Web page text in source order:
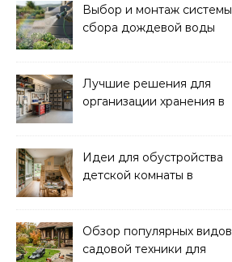
Выбор и монтаж системы
сбора дождевой воды
Лучшие решения для
организации хранения в
Идеи для обустройства
детской комнаты в
Обзор популярных видов
садовой техники для